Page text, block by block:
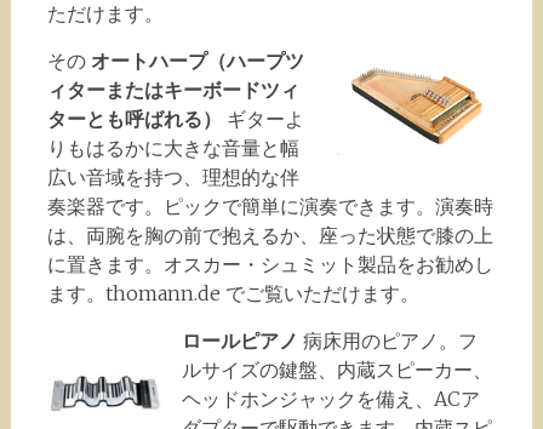
ただけます。
その オートハープ（ハープツ
ィターまたはキーボードツィ
ターとも呼ばれる）
ギターよ
りもはるかに大きな音量と幅
広い音域を持つ、理想的な伴
奏楽器です。ピックで簡単に演奏できます。演奏時
は、両腕を胸の前で抱えるか、座った状態で膝の上
に置きます。オスカー・シュミット製品をお勧めし
ます。thomann.de でご覧いただけます。
ロールピアノ 病床用のピアノ。フ
ルサイズの鍵盤、内蔵スピーカー、
ヘッドホンジャックを備え、ACア